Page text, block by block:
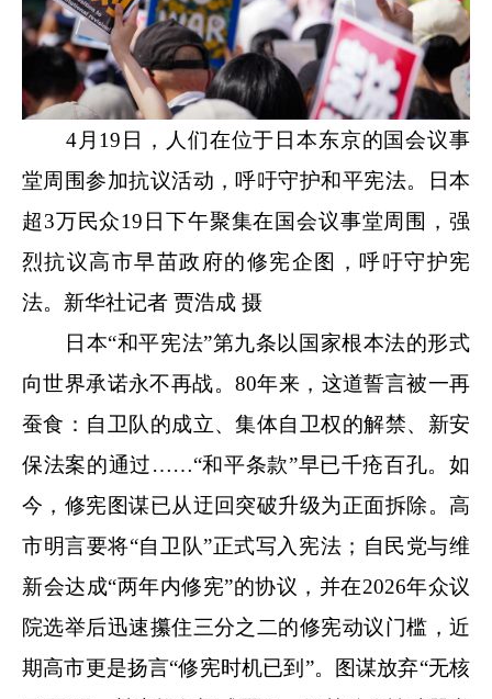
4月19日，人们在位于日本东京的国会议事
堂周围参加抗议活动，呼吁守护和平宪法。日本
超3万民众19日下午聚集在国会议事堂周围，强
烈抗议高市早苗政府的修宪企图，呼吁守护宪
法。新华社记者 贾浩成 摄
日本“和平宪法”第九条以国家根本法的形式
向世界承诺永不再战。80年来，这道誓言被一再
蚕食：自卫队的成立、集体自卫权的解禁、新安
保法案的通过……“和平条款”早已千疮百孔。如
今，修宪图谋已从迂回突破升级为正面拆除。高
市明言要将“自卫队”正式写入宪法；自民党与维
新会达成“两年内修宪”的协议，并在2026年众议
院选举后迅速攥住三分之二的修宪动议门槛，近
期高市更是扬言“修宪时机已到”。图谋放弃“无核